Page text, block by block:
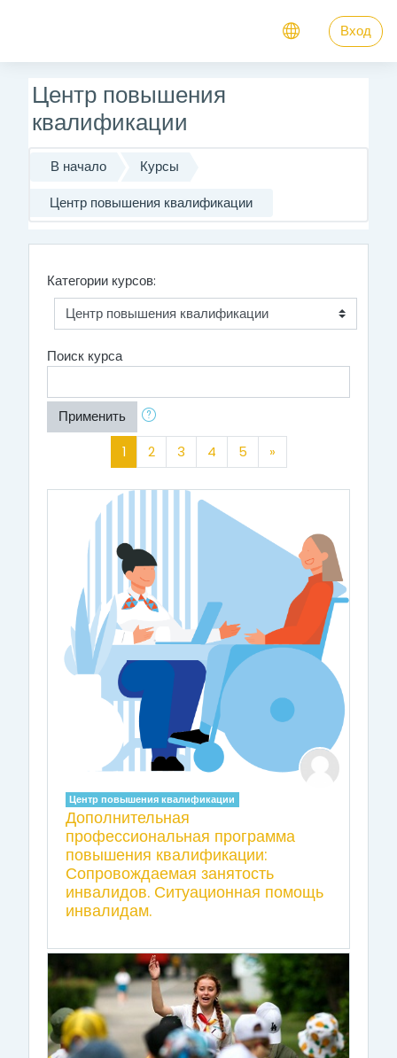
Вход
Центр повышения
квалификации
В начало Курсы
Центр повышения квалификации
Категории курсов:
Поиск курса
Применить
1(текущая)
2 3 4 5 »Далее
Центр повышения квалификации
Дополнительная
профессиональная программа
повышения квалификации:
Сопровождаемая занятость
инвалидов. Ситуационная помощь
инвалидам.